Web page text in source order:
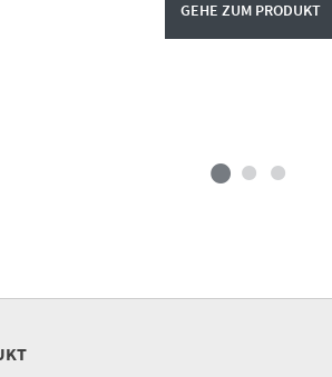
GEHE ZUM PRODUKT